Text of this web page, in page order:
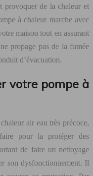
provoquer de la chaleur et
à chaleur marche avec
maison tout en assurant
propage pas de la fumée
d’évacuation.
votre pompe à
air eau très précoce,
pour la protéger des
de faire un nettoyage
son dysfonctionnement. Il